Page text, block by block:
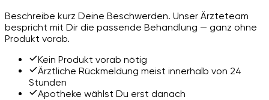
Beschreibe kurz Deine Beschwerden. Unser Ärzteteam
bespricht mit Dir die passende Behandlung — ganz ohne
Produkt vorab.
Kein Produkt vorab nötig
Ärztliche Rückmeldung meist innerhalb von 24
Stunden
Apotheke wählst Du erst danach